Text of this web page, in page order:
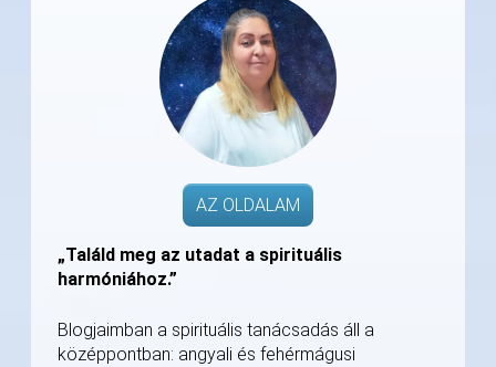
AZ OLDALAM
„Találd meg az utadat a spirituális
harmóniához.”
Blogjaimban a spirituális tanácsadás áll a
középpontban: angyali és fehérmágusi